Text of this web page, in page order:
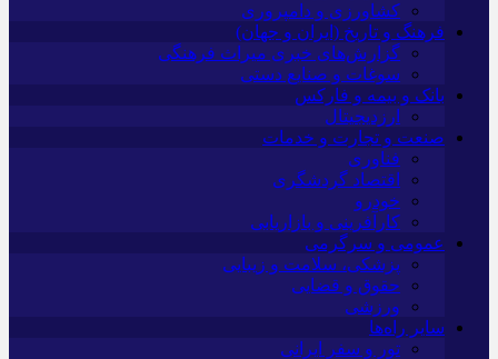
کشاورزی و دامپروری
فرهنگ و تاریخ (ایران و جهان)
گزارش‌های خبری میراث فرهنگی
سوغات و صنایع دستی
بانک و بیمه و فارکس
ارزدیجیتال
صنعت و تجارت و خدمات
فناوری
اقتصاد گردشگری
خودرو
کارآفرینی و بازاریابی
عمومی و سرگرمی
پزشکی، سلامت و زیبایی
حقوق و قضایی
ورزشی
سایر راه‌ها
تور و سفر ایرانی